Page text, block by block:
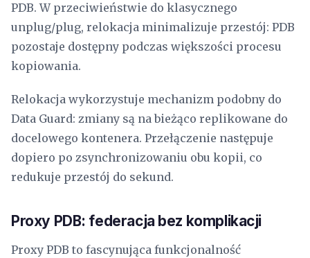
PDB. W przeciwieństwie do klasycznego
unplug/plug, relokacja minimalizuje przestój: PDB
pozostaje dostępny podczas większości procesu
kopiowania.
Relokacja wykorzystuje mechanizm podobny do
Data Guard: zmiany są na bieżąco replikowane do
docelowego kontenera. Przełączenie następuje
dopiero po zsynchronizowaniu obu kopii, co
redukuje przestój do sekund.
Proxy PDB: federacja bez komplikacji
Proxy PDB to fascynująca funkcjonalność